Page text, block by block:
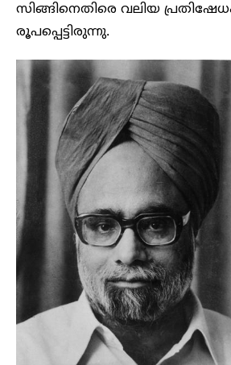
സിങ്ങിനെതിരെ വലിയ
രൂപപ്പെട്ടിരുന്നു.